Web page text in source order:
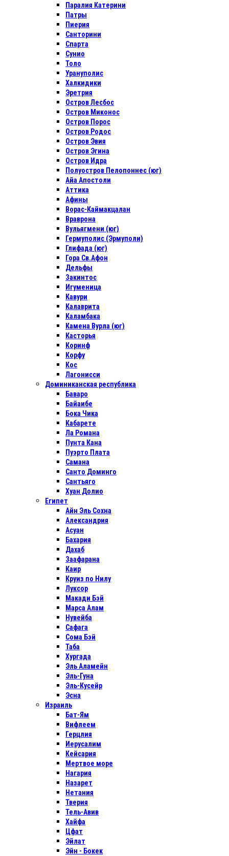
Паралия Катерини
Патры
Пиерия
Санторини
Спарта
Сунио
Толо
Урануполис
Халкидики
Эретрия
Остров Лесбос
Остров Миконос
Остров Порос
Остров Родос
Остров Эвия
Остров Эгина
Остров Идра
Полуостров Пелопоннес (юг)
Айа Апостоли
Аттика
Афины
Ворас-Каймакцалан
Враврона
Вульягмени (юг)
Гермуполис (Эрмуполи)
Глифада (юг)
Гора Св.Афон
Дельфы
Закинтос
Игуменица
Кавури
Калаврита
Каламбака
Камена Вурла (юг)
Касторья
Коринф
Корфу
Кос
Лагонисси
Доминиканская республика
Баваро
Байаибе
Бока Чика
Кабарете
Ла Романа
Пунта Кана
Пуэрто Плата
Самана
Санто Доминго
Сантьяго
Хуан Долио
Египет
Айн Эль Сохна
Александрия
Асуан
Бахария
Дахаб
Заафарана
Каир
Круиз по Нилу
Луксор
Макади Бэй
Марса Алам
Нувейба
Сафага
Сома Бэй
Таба
Хургада
Эль Аламейн
Эль-Гуна
Эль-Кусейр
Эсна
Израиль
Бат-Ям
Вифлеем
Герцлия
Иерусалим
Кейсария
Мертвое море
Нагария
Назарет
Нетания
Тверия
Тель-Авив
Хайфа
Цфат
Эйлат
Эйн - Бокек